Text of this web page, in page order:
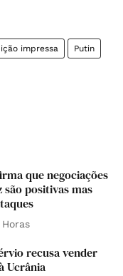
impressa Putin
que negociações
são positivas mas
Horas
recusa vender
Ucrânia